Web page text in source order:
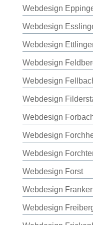
Webdesign
Webdesign
Webdesign
Webdesign
Webdesign
Webdesign
Webdesign
Webdesign
Webdesign
Webdesign Forst
Webdesign
Webdesign